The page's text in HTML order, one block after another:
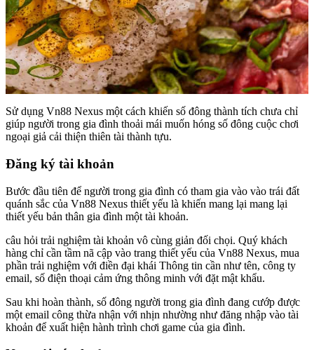
Sử dụng Vn88 Nexus một cách khiến số đông thành tích chưa chỉ
giúp người trong gia đình thoải mái muốn hóng số đông cuộc chơi
ngoại giả cải thiện thiên tài thành tựu.
Đăng ký tài khoản
Bước đầu tiên để người trong gia đình có tham gia vào vào trái đất
quánh sắc của Vn88 Nexus thiết yếu là khiến mang lại mang lại
thiết yếu bản thân gia đình một tài khoản.
câu hỏi trải nghiệm tài khoản vô cùng giản đối chọi. Quý khách
hàng chỉ cần tầm nã cập vào trang thiết yếu của Vn88 Nexus, mua
phần trải nghiệm với điền đại khái Thông tin cần như tên, công ty
email, số điện thoại cảm ứng thông minh với đặt mật khẩu.
Sau khi hoàn thành, số đông người trong gia đình đang cướp được
một email công thừa nhận với nhịn nhường như đăng nhập vào tài
khoản để xuất hiện hành trình chơi game của gia đình.